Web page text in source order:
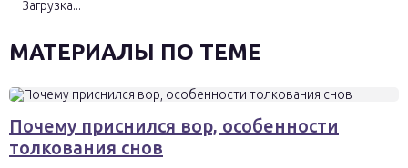
Загрузка...
МАТЕРИАЛЫ ПО ТЕМЕ
Почему приснился вор, особенности
толкования снов